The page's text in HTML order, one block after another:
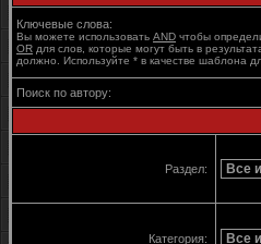
Ключевые слова:
Вы можете использовать AND чтобы
OR для слов, которые могут быть в
должно. Используйте * в качестве шаблона
Поиск по автору:
Раздел:
Категория: